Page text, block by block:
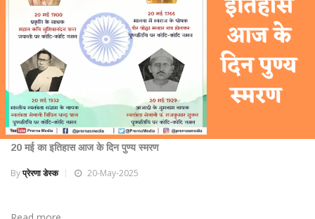
20 मई का इतिहास आज के दिन पुण्य स्मरण
Byप्रेरणा डेस्क 20-May-2025